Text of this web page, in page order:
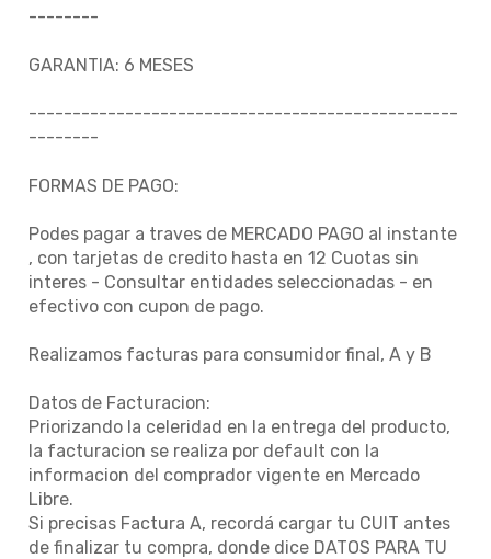
--------
GARANTIA: 6 MESES
-------------------------------------------------
--------
FORMAS DE PAGO:
Podes pagar a traves de MERCADO PAGO al instante
, con tarjetas de credito hasta en 12 Cuotas sin
interes - Consultar entidades seleccionadas - en
efectivo con cupon de pago.
Realizamos facturas para consumidor final, A y B
Datos de Facturacion:
Priorizando la celeridad en la entrega del producto,
la facturacion se realiza por default con la
informacion del comprador vigente en Mercado
Libre.
Si precisas Factura A, recordá cargar tu CUIT antes
de finalizar tu compra, donde dice DATOS PARA TU